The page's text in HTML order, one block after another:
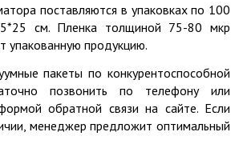
поставляются в упаковках по 100
см. Пленка толщиной 75-80 мкр
продукцию.
пакеты по конкурентоспособной
позвонить по телефону или
обратной связи на сайте. Если
менеджер предложит оптимальный